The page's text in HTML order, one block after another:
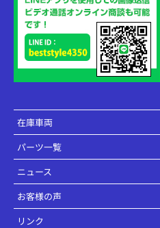
在庫車両
パーツ一覧
ニュース
お客様の声
リンク